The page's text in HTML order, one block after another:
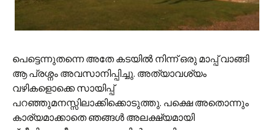
പെട്ടെന്നുതന്നെ അതേ കടയില്‍ നിന്ന് ഒരു മാപ്പ് വാങ്ങി
ആ പ്രശ്നം അവസാനിപ്പിച്ചു. അത്യാവശ്യം
വഴികളൊക്കെ സായിപ്പ്
പറഞ്ഞുമനസ്സിലാക്കിക്കൊടുത്തു. പക്ഷെ അതൊന്നും
കാര്യമാക്കാതെ ഞങ്ങള്‍ അലക്ഷ്യമായി